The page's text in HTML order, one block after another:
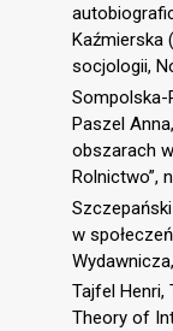
Kaźmierska
socjologii,
Sompolska-
Paszel
obszarach
Rolnictwo”,
w
Tajfel Henri,
Theory of